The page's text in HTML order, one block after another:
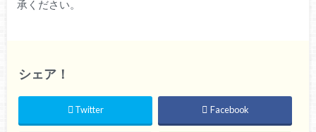
承ください。
シェア！
Twitter Facebook